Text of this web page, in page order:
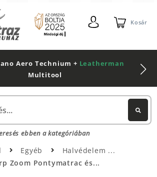
Kosár
Aero Technium + Leatherman
Multitool
ebben a kategóriában
Egyéb
Halvédelem
Zoom Pontymatrac és...